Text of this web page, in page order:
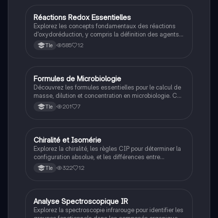
chimiques.
STL
Réactions Redox Essentielles
Explorez les concepts fondamentaux des réactions
d'oxydoréduction, y compris la définition des agents
oxydants et réducteurs, les couples redox, les
réactions spontanées, et le calcul des nombres
redox.
Tle 585 12
STL
Formules de Microbiologie
Découvrez les formules essentielles pour le calcul de
masse, dilution et concentration en microbiologie. Ce
document couvre également les étapes de la
coloration de Gram et les différentes formes de
Tle 201 7
STL
Chiralité et Isomérie
Explorez la chiralité, les règles CIP pour déterminer la
configuration absolue, et les différences entre
énantiomères et diastéréoisomères. Ce résumé
aborde également l'isomérie Z et E, essentielle pour
organique.
Tle 322 12
STL
Analyse Spectroscopique IR
Explorez la spectroscopie infrarouge pour identifier les